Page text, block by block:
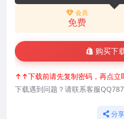
会员
免费
购买下
↑↑下载前请先复制密码，再点
下载遇到问题？请联系客服
分享